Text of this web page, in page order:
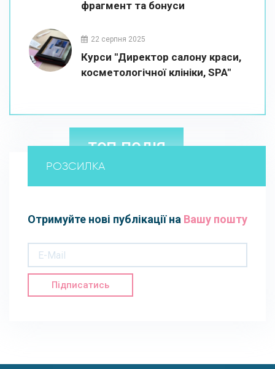
фрагмент та бонуси
22 серпня 2025
Курси "Директор салону краси,
косметологічної клініки, SPA"
ТОП-ПОДІЯ
РОЗСИЛКА
Отримуйте нові публікації на Вашу пошту
Підписатись